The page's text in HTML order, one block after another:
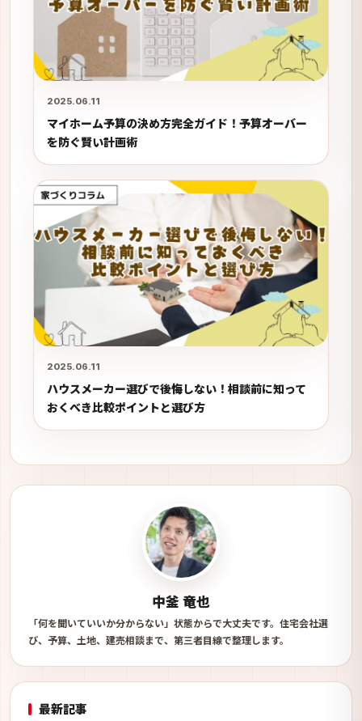
2025.06.11
マイホーム予算の決め方完全ガイド！予算オーバー
を防ぐ賢い計画術
2025.06.11
ハウスメーカー選びで後悔しない！相談前に知って
おくべき比較ポイントと選び方
中釜 竜也
「何を聞いていいか分からない」状態からで大丈夫です。住宅会社選
び、予算、土地、建売相談まで、第三者目線で整理します。
最新記事